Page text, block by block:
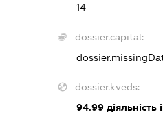
14
dossier.capital:
dossier.kveds:
94.99діяльність